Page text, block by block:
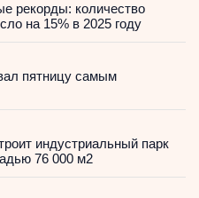
рекорды: количество
на 15% в 2025 году
пятницу самым
индустриальный парк
76 000 м2